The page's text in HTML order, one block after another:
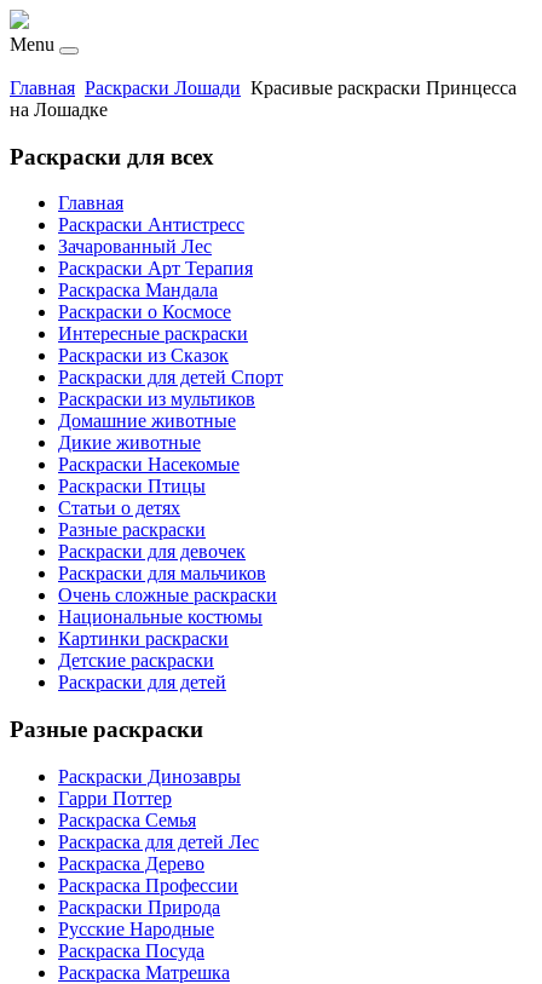
Menu
Главная Раскраски Лошади Красивые раскраски Принцесса
на Лошадке
Раскраски для всех
Главная
Раскраски Антистресс
Зачарованный Лес
Раскраски Арт Терапия
Раскраска Мандала
Раскраски о Космосе
Интересные раскраски
Раскраски из Сказок
Раскраски для детей Спорт
Раскраски из мультиков
Домашние животные
Дикие животные
Раскраски Насекомые
Раскраски Птицы
Статьи о детях
Разные раскраски
Раскраски для девочек
Раскраски для мальчиков
Очень сложные раскраски
Национальные костюмы
Картинки раскраски
Детские раскраски
Раскраски для детей
Разные раскраски
Раскраски Динозавры
Гарри Поттер
Раскраска Семья
Раскраска для детей Лес
Раскраска Дерево
Раскраска Профессии
Раскраски Природа
Русские Народные
Раскраска Посуда
Раскраска Матрешка